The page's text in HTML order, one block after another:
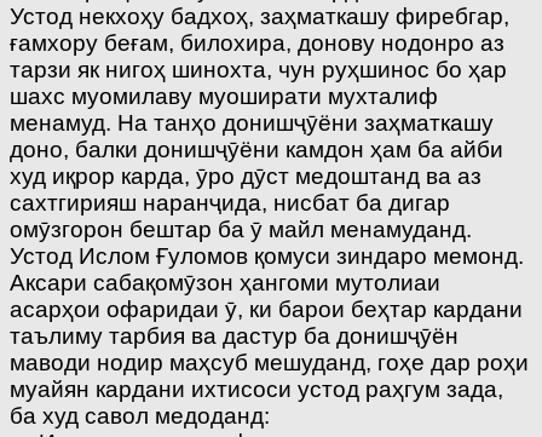
Устод некхоҳу бадхоҳ, заҳматкашу фиребгар,
ғамхору беғам, билохира, донову нодонро аз
тарзи як нигоҳ шинохта, чун руҳшинос бо ҳар
шахс муомилаву муоширати мухталиф
менамуд. На танҳо донишҷӯёни заҳматкашу
доно, балки донишҷӯёни камдон ҳам ба айби
худ иқрор карда, ӯро дӯст медоштанд ва аз
сахтгирияш наранҷида, нисбат ба дигар
омӯзгорон бештар ба ӯ майл менамуданд.
Устод Ислом Ғуломов қомуси зиндаро мемонд.
Аксари сабақомӯзон ҳангоми мутолиаи
асарҳои офаридаи ӯ, ки барои беҳтар кардани
таълиму тарбия ва дастур ба донишҷӯён
маводи нодир маҳсуб мешуданд, гоҳе дар роҳи
муайян кардани ихтисоси устод раҳгум зада,
ба худ савол медоданд: